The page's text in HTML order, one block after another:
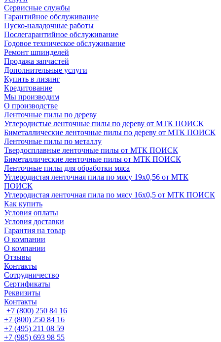
Сервисные службы
Гарантийное обслуживание
Пуско-наладочные работы
Послегарантийное обслуживание
Годовое техническое обслуживание
Ремонт шпинделей
Продажа запчастей
Дополнительные услуги
Купить в лизинг
Кредитование
Мы производим
О производстве
Ленточные пилы по дереву
Углеродистые ленточные пилы по дереву от МТК ПОИСК
Биметаллические ленточные пилы по дереву от МТК ПОИСК
Ленточные пилы по металлу
Твердосплавные ленточные пилы от МТК ПОИСК
Биметаллические ленточные пилы от МТК ПОИСК
Ленточные пилы для обработки мяса
Углеродистая ленточная пила по мясу 19х0,56 от МТК
ПОИСК
Углеродистая ленточная пила по мясу 16х0,5 от МТК ПОИСК
Как купить
Условия оплаты
Условия доставки
Гарантия на товар
О компании
О компании
Отзывы
Контакты
Сотрудничество
Сертификаты
Реквизиты
Контакты
+7 (800) 250 84 16
+7 (800) 250 84 16
+7 (495) 211 08 59
+7 (985) 693 98 55